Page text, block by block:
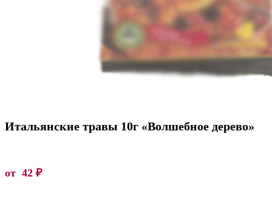
Итальянские травы 10г «Волшебное дерево»
от 42 ₽